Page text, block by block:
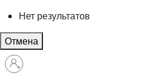
Нет результатов
Отмена
Войдите
в